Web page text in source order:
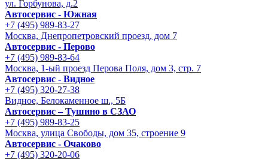
ул. Горбунова, д.2
Автосервис - Южная
+7 (495) 989-83-27
Москва, Днепропетровский проезд, дом 7
Автосервис - Перово
+7 (495) 989-83-64
Москва, 1-ый проезд Перова Поля, дом 3, стр. 7
Автосервис - Видное
+7 (495) 320-27-38
Видное, Белокаменное ш., 5Б
Автосервис – Тушино в СЗАО
+7 (495) 989-83-25
Москва, улица Свободы, дом 35, строение 9
Автосервис - Очаково
+7 (495) 320-20-06